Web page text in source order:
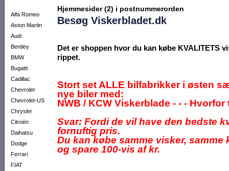
Alfa Romeo
Aston Martin
Audi
Bentley
BMW
Bugatti
Cadillac
Chevrolet
Chevrolet-US
Chrysler
Citroën
Daihatsu
Dodge
Ferrari
FIAT
Hjemmesider (2) i postnummerorden
Besøg Viskerbladet.dk
Det er shoppen hvor du kan købe KVALITETS
rippet.
Stort set ALLE bilfabrikker i østen
nye biler med:
NWB / KCW Viskerblade - - -
Svar: Fordi de vil have den bedste
fornuftig pris.
Du kan købe samme visker, samme
og spare 100-vis af kr.